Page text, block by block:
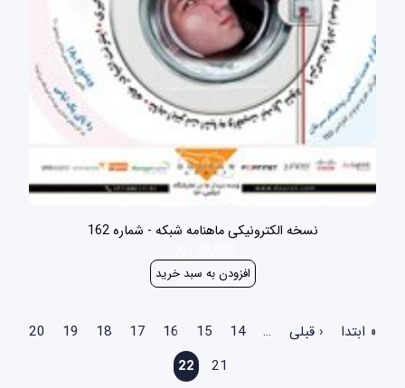
نسخه الکترونیکی ماهنامه شبکه - شماره 162
« ابتدا ‹ قبلی …
14
15
16
17
18
19
20
21
22